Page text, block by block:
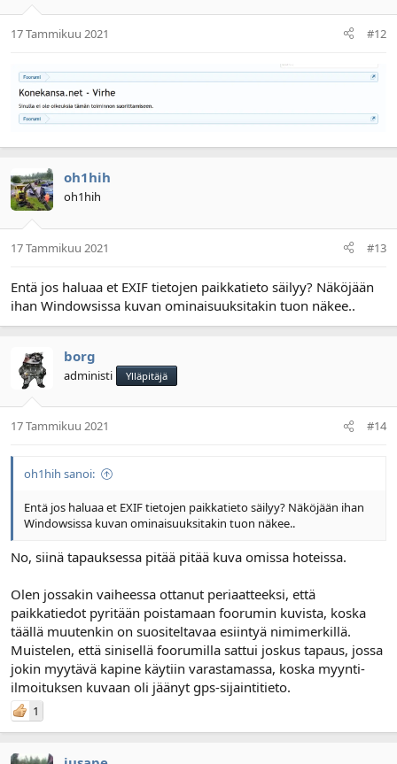
17 Tammikuu 2021 #12
oh1hih
oh1hih
17 Tammikuu 2021 #13
Entä jos haluaa et EXIF tietojen paikkatieto säilyy? Näköjään
ihan Windowsissa kuvan ominaisuuksitakin tuon näkee..
borg
administi Ylläpitäjä
17 Tammikuu 2021 #14
oh1hih sanoi:
Entä jos haluaa et EXIF tietojen paikkatieto säilyy? Näköjään ihan
Windowsissa kuvan ominaisuuksitakin tuon näkee..
No, siinä tapauksessa pitää pitää kuva omissa hoteissa.
Olen jossakin vaiheessa ottanut periaatteeksi, että
paikkatiedot pyritään poistamaan foorumin kuvista, koska
täällä muutenkin on suositeltavaa esiintyä nimimerkillä.
Muistelen, että sinisellä foorumilla sattui joskus tapaus, jossa
jokin myytävä kapine käytiin varastamassa, koska myynti-
ilmoituksen kuvaan oli jäänyt gps-sijaintitieto.
1